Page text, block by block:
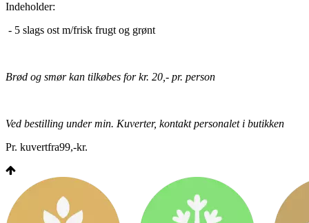
Indeholder:
- 5 slags ost m/frisk frugt og grønt
Brød og smør kan tilkøbes for kr. 20,- pr. person
Ved bestilling under min. Kuverter, kontakt personalet i butikken
Pr. kuvertfra99,-kr.